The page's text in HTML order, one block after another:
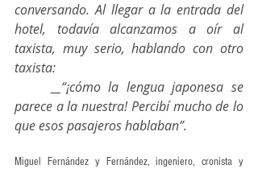
conversando. Al llegar a la entrada del
hotel, todavía alcanzamos a oír al
taxista, muy serio, hablando con otro
taxista:
__“¡cómo la lengua japonesa se
parece a la nuestra! Percibí mucho de lo
que esos pasajeros hablaban”.
Miguel Fernández y Fernández, ingeniero, cronista y